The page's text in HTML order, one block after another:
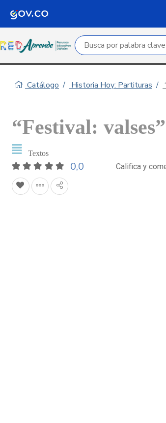
Campo de búsqueda por
Catálogo Historia Hoy: Partituras
“Festival:
Textos
0,0 Califica y